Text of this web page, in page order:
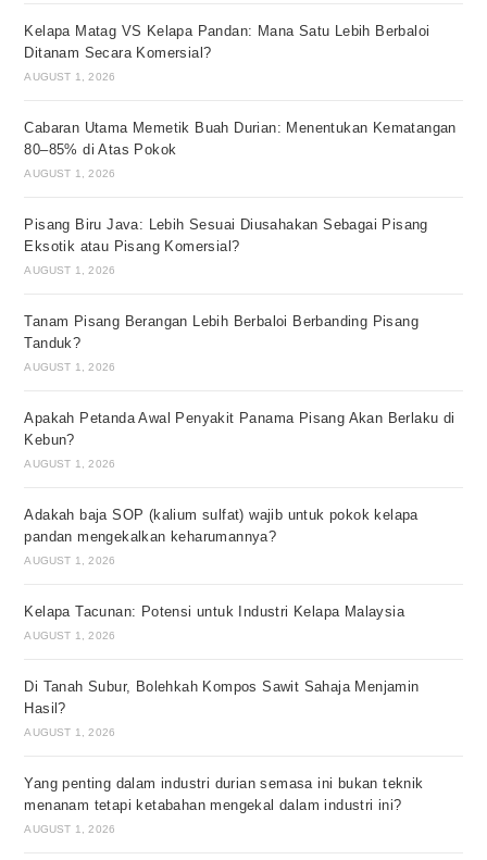
Kelapa Matag VS Kelapa Pandan: Mana Satu Lebih Berbaloi
Ditanam Secara Komersial?
AUGUST 1, 2026
Cabaran Utama Memetik Buah Durian: Menentukan Kematangan
80–85% di Atas Pokok
AUGUST 1, 2026
Pisang Biru Java: Lebih Sesuai Diusahakan Sebagai Pisang
Eksotik atau Pisang Komersial?
AUGUST 1, 2026
Tanam Pisang Berangan Lebih Berbaloi Berbanding Pisang
Tanduk?
AUGUST 1, 2026
Apakah Petanda Awal Penyakit Panama Pisang Akan Berlaku di
Kebun?
AUGUST 1, 2026
Adakah baja SOP (kalium sulfat) wajib untuk pokok kelapa
pandan mengekalkan keharumannya?
AUGUST 1, 2026
Kelapa Tacunan: Potensi untuk Industri Kelapa Malaysia
AUGUST 1, 2026
Di Tanah Subur, Bolehkah Kompos Sawit Sahaja Menjamin
Hasil?
AUGUST 1, 2026
Yang penting dalam industri durian semasa ini bukan teknik
menanam tetapi ketabahan mengekal dalam industri ini?
AUGUST 1, 2026